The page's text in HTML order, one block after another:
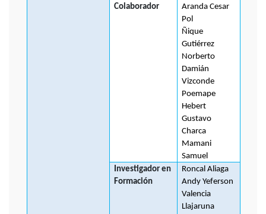
Colaborador
Aranda Cesar
Pol
Ñique
Gutiérrez
Norberto
Damián
Vizconde
Poemape
Hebert
Gustavo
Charca
Mamani
Samuel
Investigador en
Formación
Roncal Aliaga
Andy Yeferson
Valencia
Llajaruna